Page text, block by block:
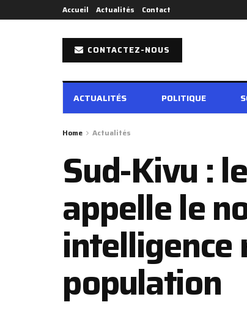
Accueil Actualités Contact
CONTACTEZ-NOUS
ACTUALITÉS POLITIQUE
Home Actualités
Sud-Kivu :
appelle le
intelligence
population